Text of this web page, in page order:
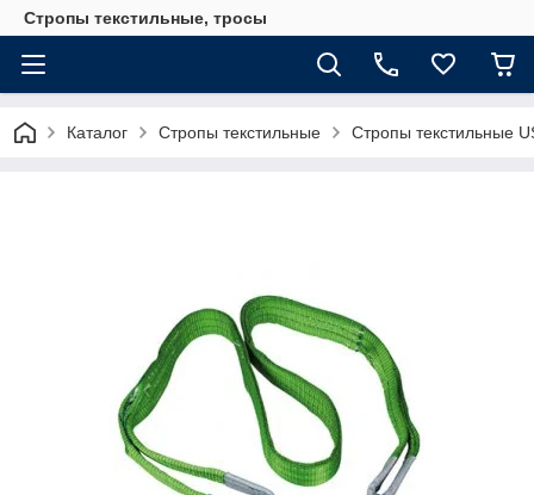
Стропы текстильные, тросы
Каталог Стропы текстильные Стропы текстильные